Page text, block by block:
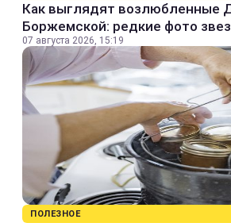
Как выглядят возлюбленные
Боржемской: редкие фото
07 августа 2026, 15:19
ПОЛЕЗНОЕ